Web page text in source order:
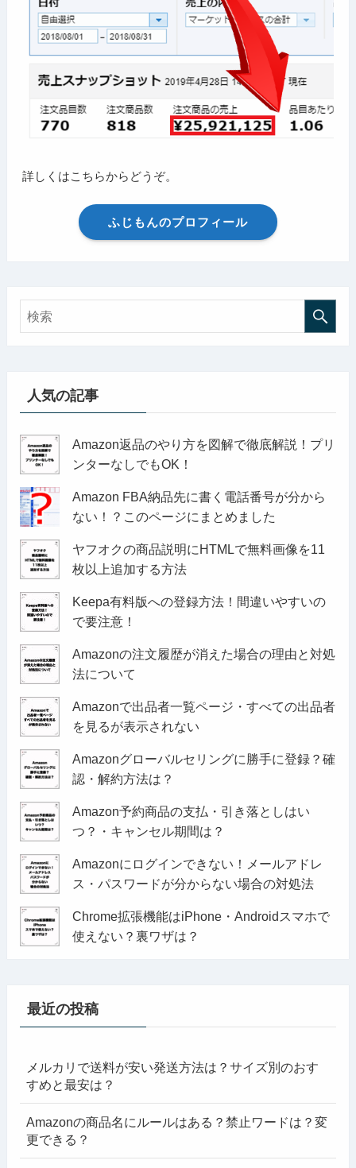
詳しくはこちらからどうぞ。
ふじもんのプロフィール
人気の記事
Amazon返品のやり方を図解で徹底解説！プリ
ンターなしでもOK！
Amazon FBA納品先に書く電話番号が分から
ない！？このページにまとめました
ヤフオクの商品説明にHTMLで無料画像を11
枚以上追加する方法
Keepa有料版への登録方法！間違いやすいの
で要注意！
Amazonの注文履歴が消えた場合の理由と対処
法について
Amazonで出品者一覧ページ・すべての出品者
を見るが表示されない
Amazonグローバルセリングに勝手に登録？確
認・解約方法は？
Amazon予約商品の支払・引き落としはい
つ？・キャンセル期間は？
Amazonにログインできない！メールアドレ
ス・パスワードが分からない場合の対処法
Chrome拡張機能はiPhone・Androidスマホで
使えない？裏ワザは？
最近の投稿
メルカリで送料が安い発送方法は？サイズ別のおす
すめと最安は？
Amazonの商品名にルールはある？禁止ワードは？変
更できる？